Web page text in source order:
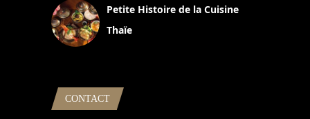
Petite Histoire de la Cuisine
Thaïe
CONTACT